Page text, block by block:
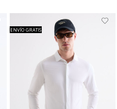
ENVÍO GRATIS